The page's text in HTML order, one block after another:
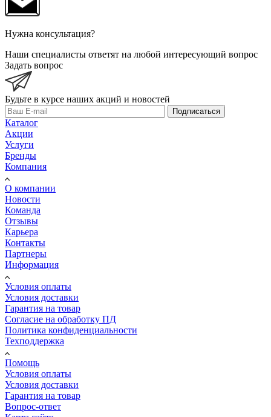
Нужна консультация?
Наши специалисты ответят на любой интересующий вопрос
Задать вопрос
Будьте в курсе наших акций и новостей
Подписаться
Каталог
Акции
Услуги
Бренды
Компания
О компании
Новости
Команда
Отзывы
Карьера
Контакты
Партнеры
Информация
Условия оплаты
Условия доставки
Гарантия на товар
Согласие на обработку ПД
Политика конфиденциальности
Техподдержка
Помощь
Условия оплаты
Условия доставки
Гарантия на товар
Вопрос-ответ